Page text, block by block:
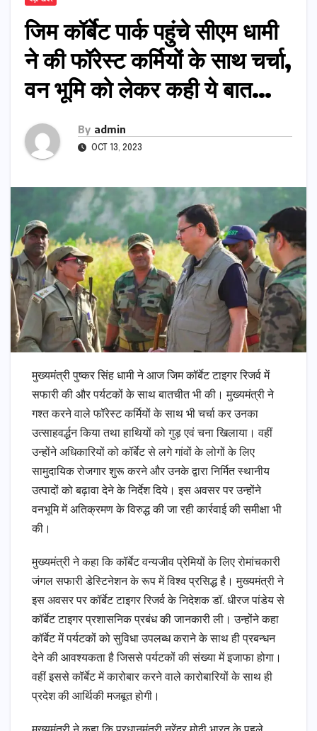
जिम कॉर्बेट पार्क पहुंचे सीएम धामी
ने की फॉरेस्ट कर्मियों के साथ चर्चा,
वन भूमि को लेकर कही ये बात…
By admin
OCT 13, 2023
मुख्यमंत्री पुष्कर सिंह धामी ने आज जिम कॉर्बेट टाइगर रिजर्व में
सफारी की और पर्यटकों के साथ बातचीत भी की। मुख्यमंत्री ने
गश्त करने वाले फॉरेस्ट कर्मियों के साथ भी चर्चा कर उनका
उत्साहवर्द्धन किया तथा हाथियों को गुड़ एवं चना खिलाया। वहीं
उन्होंने अधिकारियों को कॉर्बेट से लगे गांवों के लोगों के लिए
सामुदायिक रोजगार शुरू करने और उनके द्वारा निर्मित स्थानीय
उत्पादों को बढ़ावा देने के निर्देश दिये। इस अवसर पर उन्होंने
वनभूमि में अतिक्रमण के विरुद्ध की जा रही कार्रवाई की समीक्षा भी
की।
मुख्यमंत्री ने कहा कि कॉर्बेट वन्यजीव प्रेमियों के लिए रोमांचकारी
जंगल सफारी डेस्टिनेशन के रूप में विश्व प्रसिद्ध है। मुख्यमंत्री ने
इस अवसर पर कॉर्बेट टाइगर रिजर्व के निदेशक डॉ. धीरज पांडेय से
कॉर्बेट टाइगर प्रशासनिक प्रबंध की जानकारी ली। उन्होंने कहा
कॉर्बेट में पर्यटकों को सुविधा उपलब्ध कराने के साथ ही प्रबन्धन
देने की आवश्यकता है जिससे पर्यटकों की संख्या में इजाफा होगा।
वहीं इससे कॉर्बेट में कारोबार करने वाले कारोबारियों के साथ ही
प्रदेश की आर्थिकी मजबूत होगी।